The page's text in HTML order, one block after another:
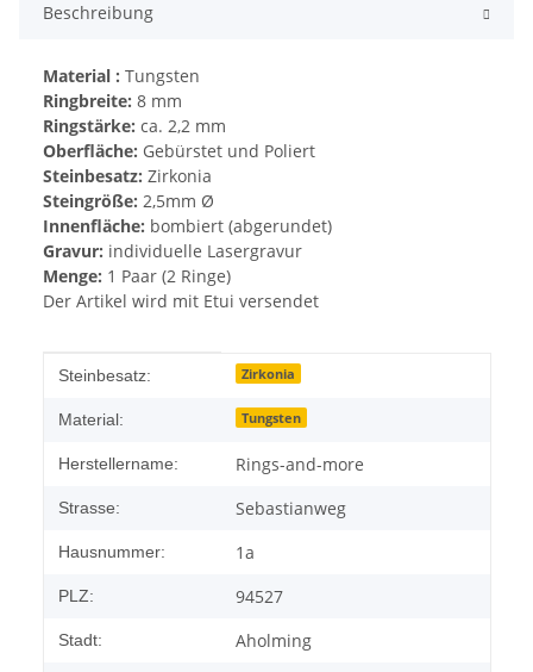
Beschreibung
Material : Tungsten
Ringbreite: 8 mm
Ringstärke: ca. 2,2 mm
Oberfläche: Gebürstet und Poliert
Steinbesatz: Zirkonia
Steingröße: 2,5mm Ø
Innenfläche: bombiert (abgerundet)
Gravur: individuelle Lasergravur
Menge: 1 Paar (2 Ringe)
Der Artikel wird mit Etui versendet
Produkteigenschaft
Wert
Steinbesatz: Zirkonia
Material: Tungsten
Herstellername: Rings-and-more
Strasse: Sebastianweg
Hausnummer: 1a
PLZ: 94527
Stadt: Aholming